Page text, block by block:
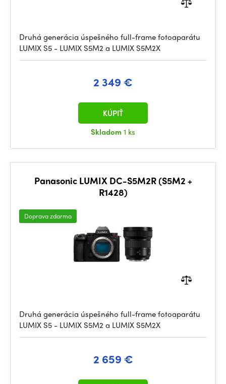
Druhá generácia úspešného full-frame fotoaparátu
LUMIX S5 - LUMIX S5M2 a LUMIX S5M2X
2 349 €
Skladom1 ks
KÚPIŤ
Panasonic LUMIX DC-S5M2R (S5M2 +
R1428)
Doprava zdarma
Druhá generácia úspešného full-frame fotoaparátu
LUMIX S5 - LUMIX S5M2 a LUMIX S5M2X
2 659 €